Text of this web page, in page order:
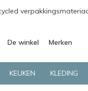
De winkel Merken
KEUKEN KLEDING